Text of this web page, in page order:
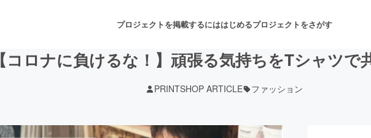
プロジェクトを掲載するにははじめるプロジェクトをさがす
【コロナに負けるな！】頑張る気持ちをTシャツで
PRINTSHOP ARTICLE ファッション